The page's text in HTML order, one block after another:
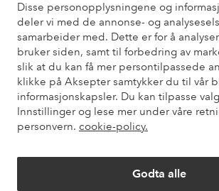
Disse personopplysningene og
deler vi med de annonse- og
samarbeider med. Dette er for å
bruker siden, samt til forbedring av
slik at du kan få mer persontilpassede
klikke på Aksepter samtykker du til vår
informasjonskapsler. Du kan tilpasse
Innstillinger og lese mer under våre
personvern. cookie-policy.
Godta alle
Sikre betalinger
Vil du vite mer om våre
elpy